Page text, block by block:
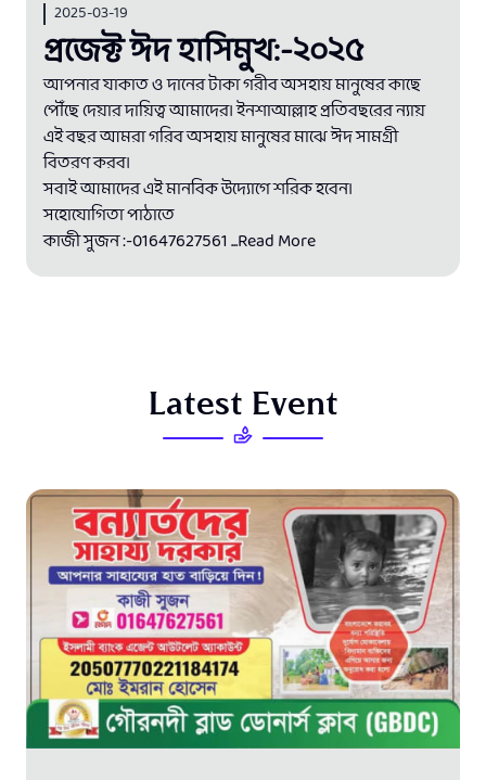
2025-03-19
প্রজেক্ট ঈদ হাসিমুখ:-২০২৫
আপনার যাকাত ও দানের টাকা গরীব অসহায় মানুষের কাছে
পৌঁছে দেয়ার দায়িত্ব আমাদের। ইনশাআল্লাহ প্রতিবছরের ন্যায়
এই বছর আমরা গরিব অসহায় মানুষের মাঝে ঈদ সামগ্রী
বিতরণ করব।
সবাই আমাদের এই মানবিক উদ্যোগে শরিক হবেন।
সহোযোগিতা পাঠাতে
কাজী সুজন :-01647627561...Read More
Latest Event